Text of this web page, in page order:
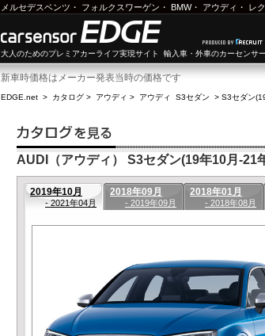
メルセデスベンツ ・ フォルクスワーゲン ・ BMW・ アウディ ・ レ
大人のためのプレミアカーライフ実現サイト 輸入車・外車のカーセンサ
新車時価格はメーカー発表当時の価格です
EDGE.net > カタログ > アウディ > アウディ S3セダン > S3セダン
AUDI（アウディ） S3セダン(19年10月-21
2019年10月
- 2021年04月
2018年09月
- 2019年09月
2018年01月
- 2018年08月